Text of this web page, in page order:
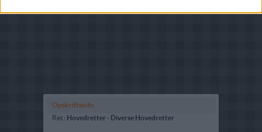
Opskriftsinfo
Ret : Hovedretter - Diverse Hovedretter